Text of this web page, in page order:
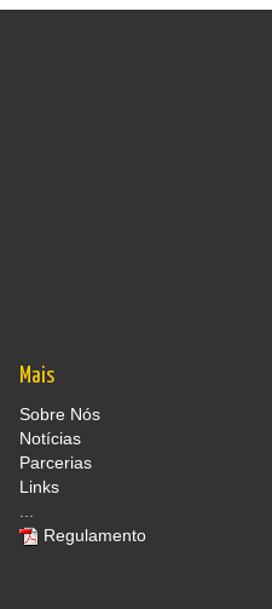
Mais
Sobre Nós
Notícias
Parcerias
Links
Regulamento